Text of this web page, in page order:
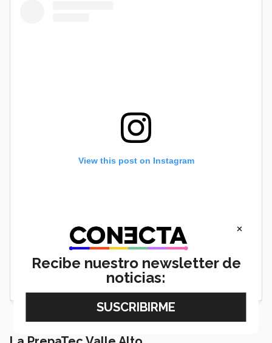
View this post on Instagram
×
Recibe nuestro newsletter de
noticias: